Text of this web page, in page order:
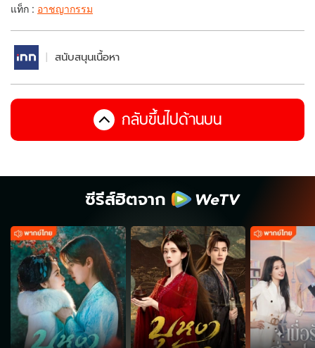
แท็ก : อาชญากรรม
สนับสนุนเนื้อหา
กลับขึ้นไปด้านบน
ซีรีส์ฮิตจาก